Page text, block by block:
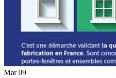
Mar 09